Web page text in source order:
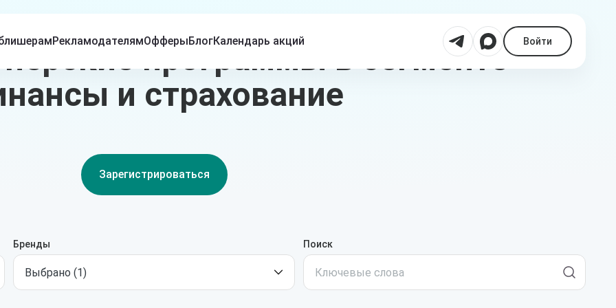
РекламодателямОфферыБлогКалендарь акций Войти
программы в сегменте
и страхование
Зарегистрироваться
Бренды Поиск